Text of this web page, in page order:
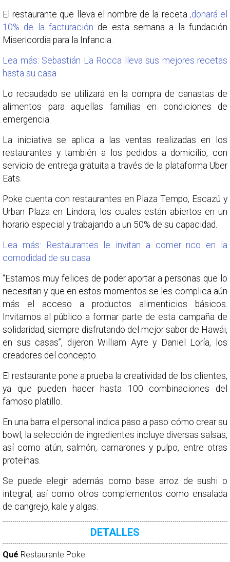
El restaurante que lleva el nombre de la receta ,donará el
10% de la facturación de esta semana a la fundación
Misericordia para la Infancia.
Lea más: Sebastián La Rocca lleva sus mejores recetas
hasta su casa
Lo recaudado se utilizará en la compra de canastas de
alimentos para aquellas familias en condiciones de
emergencia.
La iniciativa se aplica a las ventas realizadas en los
restaurantes y también a los pedidos a domicilio, con
servicio de entrega gratuita a través de la plataforma Uber
Eats.
Poke cuenta con restaurantes en Plaza Tempo, Escazú y
Urban Plaza en Lindora, los cuales están abiertos en un
horario especial y trabajando a un 50% de su capacidad.
Lea más: Restaurantes le invitan a comer rico en la
comodidad de su casa
“Estamos muy felices de poder aportar a personas que lo
necesitan y que en estos momentos se les complica aún
más el acceso a productos alimenticios básicos.
Invitamos al público a formar parte de esta campaña de
solidaridad, siempre disfrutando del mejor sabor de Hawái,
en sus casas”, dijeron William Ayre y Daniel Loría, los
creadores del concepto.
El restaurante pone a prueba la creatividad de los clientes,
ya que pueden hacer hasta 100 combinaciones del
famoso platillo.
En una barra el personal indica paso a paso cómo crear su
bowl, la selección de ingredientes incluye diversas salsas,
así como atún, salmón, camarones y pulpo, entre otras
proteínas.
Se puede elegir además como base arroz de sushi o
integral, así como otros complementos como ensalada
de cangrejo, kale y algas.
DETALLES
Qué Restaurante Poke